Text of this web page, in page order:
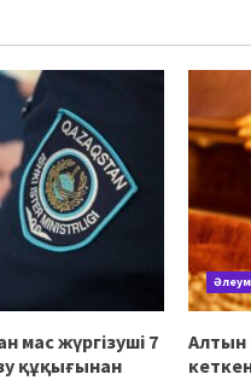
мас жүргізуші 7
құқығынан
Алтын